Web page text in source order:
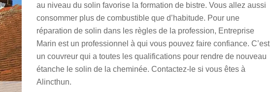
au niveau du solin favorise la formation de bistre. Vous allez aussi
consommer plus de combustible que d’habitude. Pour une
réparation de solin dans les règles de la profession, Entreprise
Marin est un professionnel à qui vous pouvez faire confiance. C’est
un couvreur qui a toutes les qualifications pour rendre de nouveau
étanche le solin de la cheminée. Contactez-le si vous êtes à
Alincthun.